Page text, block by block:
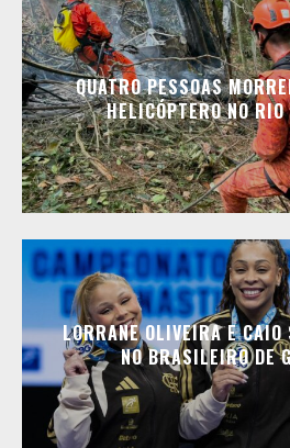
QUATRO PESSOAS
HELICÓPTERO NO
LORRANE OLIVEIRA E CAIO
NO BRASILEIRO DE